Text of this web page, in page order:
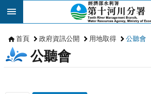
跳到主要內容區塊
首頁 政府資訊公開 用地取得 公聽會
公聽會